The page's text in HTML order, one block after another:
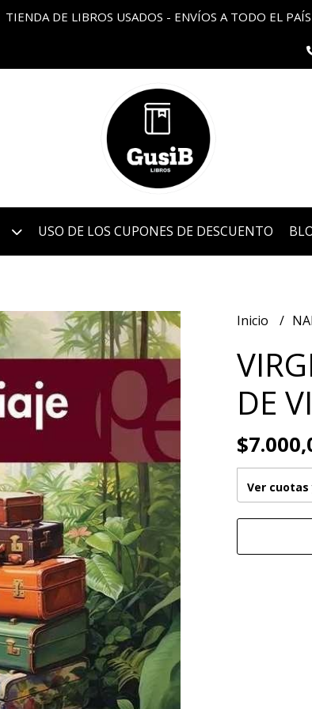
TIENDA DE LIBROS USADOS - ENVÍOS A TODO EL PAÍS
USO DE LOS CUPONES DE DESCUENTO
Inicio
DE
Ver